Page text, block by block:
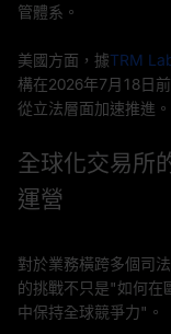
管體系。
美國方面，據TRM
構在2026年7月18日
從立法層面加速推進。
全球化交易所
運營
對於業務橫跨多個司
的挑戰不只是"如何在
中保持全球競爭力"。